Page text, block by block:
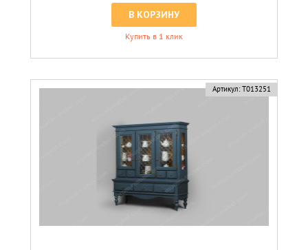
В КОРЗИНУ
Купить в 1 клик
Артикул: Т013251